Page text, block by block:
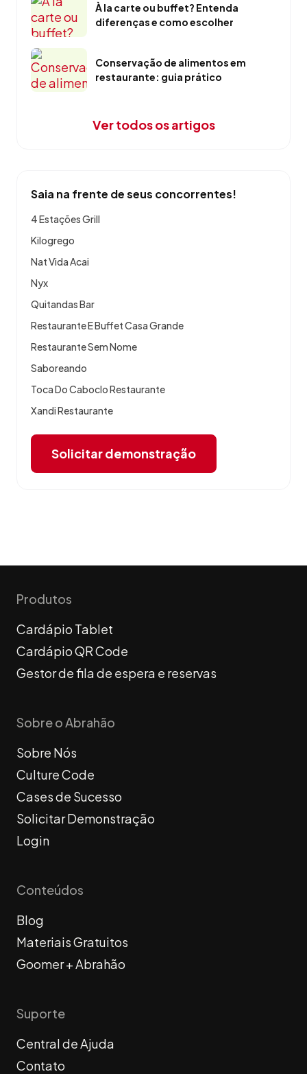
À la carte ou buffet? Entenda
diferenças e como escolher
Conservação de alimentos em
restaurante: guia prático
Ver todos os artigos
Saia na frente de seus concorrentes!
4 Estações Grill
Kilogrego
Nat Vida Acai
Nyx
Quitandas Bar
Restaurante E Buffet Casa Grande
Restaurante Sem Nome
Saboreando
Toca Do Caboclo Restaurante
Xandi Restaurante
Solicitar demonstração
Produtos
Cardápio Tablet
Cardápio QR Code
Gestor de fila de espera e reservas
Sobre o Abrahão
Sobre Nós
Culture Code
Cases de Sucesso
Solicitar Demonstração
Login
Conteúdos
Blog
Materiais Gratuitos
Goomer + Abrahão
Suporte
Central de Ajuda
Contato